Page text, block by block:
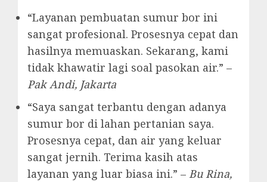
“Layanan pembuatan sumur bor ini
sangat profesional. Prosesnya cepat dan
hasilnya memuaskan. Sekarang, kami
tidak khawatir lagi soal pasokan air.” –
Pak Andi, Jakarta
“Saya sangat terbantu dengan adanya
sumur bor di lahan pertanian saya.
Prosesnya cepat, dan air yang keluar
sangat jernih. Terima kasih atas
layanan yang luar biasa ini.” – Bu Rina,